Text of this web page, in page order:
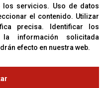
los servicios. Uso de datos
el contenido. Utilizar
precisa.
Identificar los
información solicitada
efecto en nuestra web.